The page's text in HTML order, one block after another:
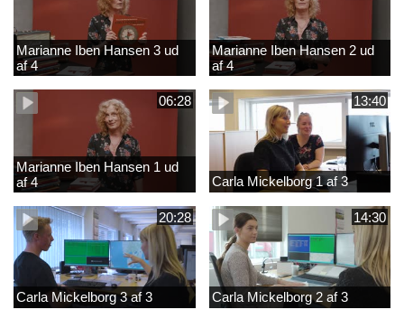
Marianne Iben Hansen 3 ud
af 4
Marianne Iben Hansen 2 ud
af 4
06:28
Marianne Iben Hansen 1 ud
af 4
13:40
Carla Mickelborg 1 af 3
20:28
Carla Mickelborg 3 af 3
14:30
Carla Mickelborg 2 af 3